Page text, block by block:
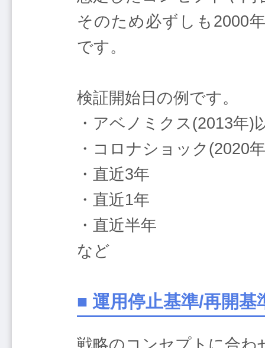
そのため必ずしも2000
です。
検証開始日の例です。
・アベノミクス(2013年)
・コロナショック(2020
・直近3年
・直近1年
・直近半年
など
■ 運用停止基準/再開
戦略のコンセプトに合わ